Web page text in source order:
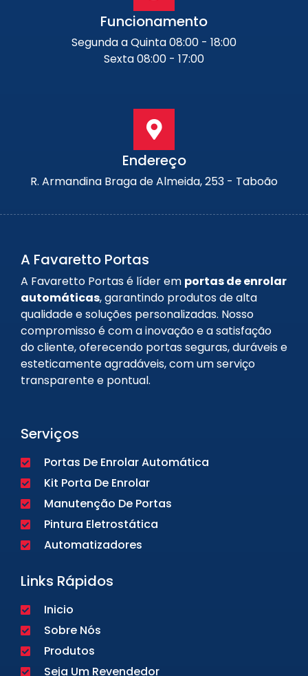
Funcionamento
Segunda a Quinta 08:00 - 18:00
Sexta 08:00 - 17:00
Endereço
R. Armandina Braga de Almeida, 253 - Taboão
A Favaretto Portas
A Favaretto Portas é líder em portas de enrolar
automáticas, garantindo produtos de alta
qualidade e soluções personalizadas. Nosso
compromisso é com a inovação e a satisfação
do cliente, oferecendo portas seguras, duráveis e
esteticamente agradáveis, com um serviço
transparente e pontual.
Serviços
Portas De Enrolar Automática
Kit Porta De Enrolar
Manutenção De Portas
Pintura Eletrostática
Automatizadores
Links Rápidos
Inicio
Sobre Nós
Produtos
Seja Um Revendedor